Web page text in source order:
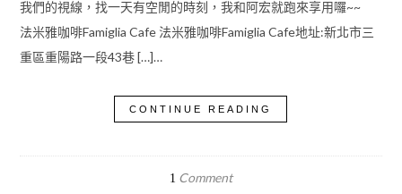
我們的視線，找一天有空閒的時刻，我和阿宏就跑來享用囉~~
法米雅咖啡Famiglia Cafe 法米雅咖啡Famiglia Cafe地址:新北市三
重區重陽路一段43巷 […]…
CONTINUE READING
1 Comment